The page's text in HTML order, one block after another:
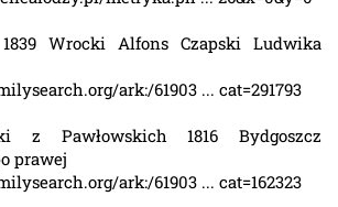
Wrocki Alfons Czapski Ludwika
ark:/61903 ... cat=291793
Pawłowskich 1816 Bydgoszcz
prawej
ark:/61903 ... cat=162323